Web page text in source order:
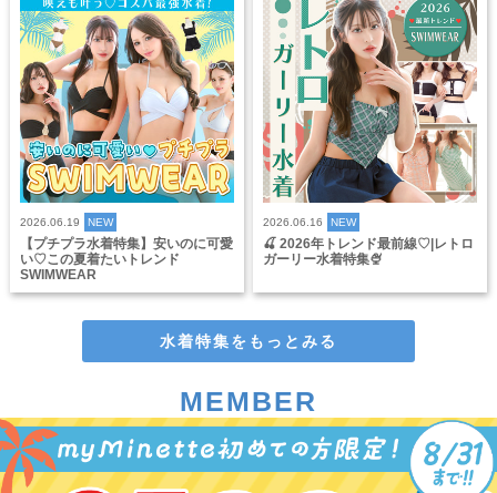
2026.06.19 NEW
【プチプラ水着特集】安いのに可愛
い♡この夏着たいトレンド
SWIMWEAR
2026.06.16 NEW
🍒 2026年トレンド最前線♡|レトロ
ガーリー水着特集🍨
水着特集をもっとみる
MEMBER